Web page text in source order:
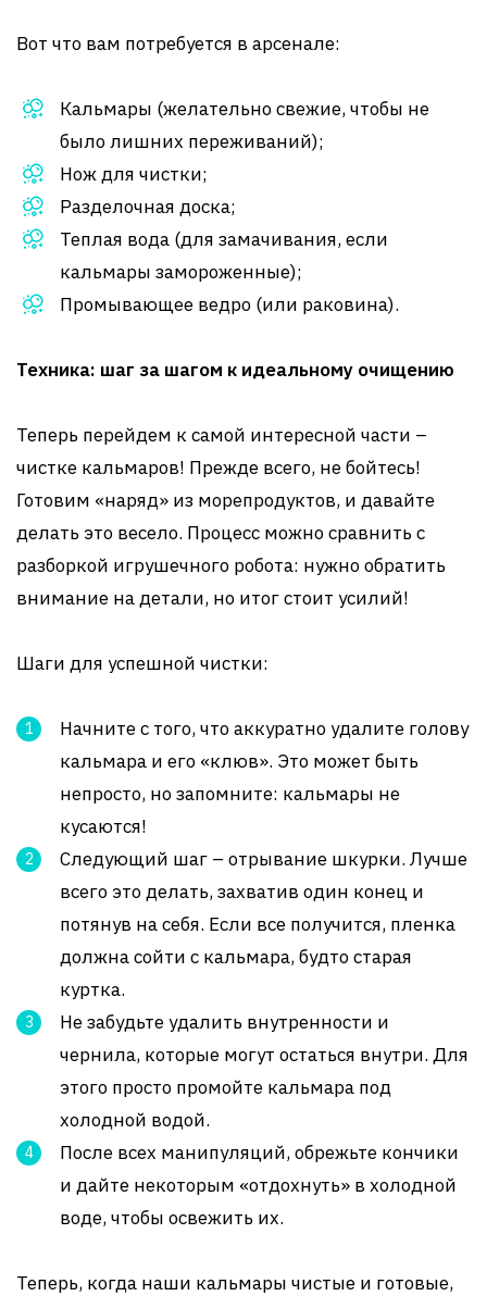
Вот что вам потребуется в арсенале:
Кальмары (желательно свежие, чтобы не
было лишних переживаний);
Нож для чистки;
Разделочная доска;
Теплая вода (для замачивания, если
кальмары замороженные);
Промывающее ведро (или раковина).
Техника: шаг за шагом к идеальному очищению
Теперь перейдем к самой интересной части –
чистке кальмаров! Прежде всего, не бойтесь!
Готовим «наряд» из морепродуктов, и давайте
делать это весело. Процесс можно сравнить с
разборкой игрушечного робота: нужно обратить
внимание на детали, но итог стоит усилий!
Шаги для успешной чистки:
Начните с того, что аккуратно удалите голову
кальмара и его «клюв». Это может быть
непросто, но запомните: кальмары не
кусаются!
Следующий шаг – отрывание шкурки. Лучше
всего это делать, захватив один конец и
потянув на себя. Если все получится, пленка
должна сойти с кальмара, будто старая
куртка.
Не забудьте удалить внутренности и
чернила, которые могут остаться внутри. Для
этого просто промойте кальмара под
холодной водой.
После всех манипуляций, обрежьте кончики
и дайте некоторым «отдохнуть» в холодной
воде, чтобы освежить их.
Теперь, когда наши кальмары чистые и готовые,